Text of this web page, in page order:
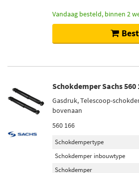
Vandaag besteld, binnen 2
Schokdemper Sachs 560
Gasdruk, Telescoop-
bovenaan
560 166
Schokdempertype
Schokdemper inbouwtype
Schokdemper